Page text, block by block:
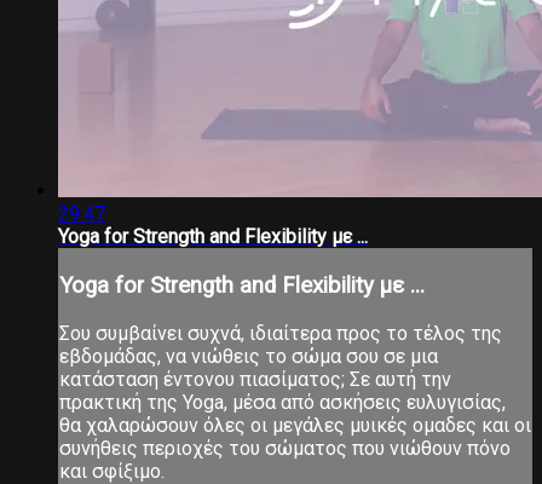
29:47
Yoga for Strength and Flexibility με ...
Yoga for Strength and Flexibility με ...
Σου συμβαίνει συχνά, ιδιαίτερα προς το τέλος της
εβδομάδας, να νιώθεις το σώμα σου σε μια
κατάσταση έντονου πιασίματος; Σε αυτή την
πρακτική της Yoga, μέσα από ασκήσεις ευλυγισίας,
θα χαλαρώσουν όλες οι μεγάλες μυικές ομαδες και οι
συνήθεις περιοχές του σώματος που νιώθουν πόνο
και σφίξιμο.